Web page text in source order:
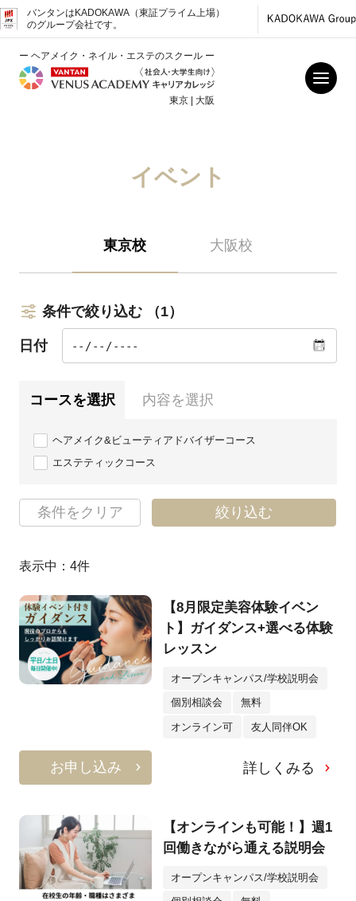
バンタンはKADOKAWA（東証プライム上場）
のグループ会社です。
ー ヘアメイク・ネイル・エステのスクール ー
東京 | 大阪
イベント
東京校 大阪校
条件で絞り込む （1）
日付
コースを選択 内容を選択
ヘアメイク&ビューティアドバイザーコース
エステティックコース
条件をクリア 絞り込む
表示中： 4件
【8月限定美容体験イベン
ト】ガイダンス+選べる体験
レッスン
オープンキャンパス/学校説明会
個別相談会 無料
オンライン可 友人同伴OK
お申し込み 詳しくみる
【オンラインも可能！】週1
回働きながら通える説明会
オープンキャンパス/学校説明会